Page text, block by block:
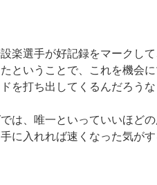
楽選手が好記録をマークし
ということで、これを機会
を打ち出してくるんだろうな
は、唯一といっていいほど
に入れれば速くなった気が